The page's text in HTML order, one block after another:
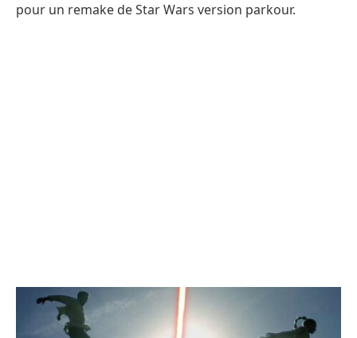
pour un remake de Star Wars version parkour.